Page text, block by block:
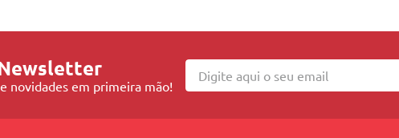
novidades em primeira mão!